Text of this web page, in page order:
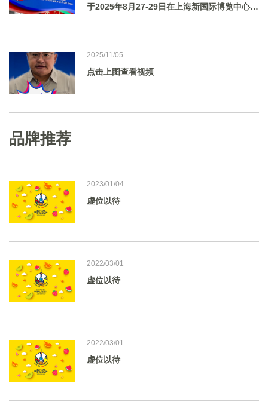
于2025年8月27-29日在上海新国际博览中心举
2025/11/05
点击上图查看视频
品牌推荐
2023/01/04
虚位以待
2022/03/01
虚位以待
2022/03/01
虚位以待